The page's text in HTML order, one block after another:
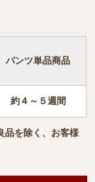
パンツ単品商品
約４～５週間
品を除く、お客様